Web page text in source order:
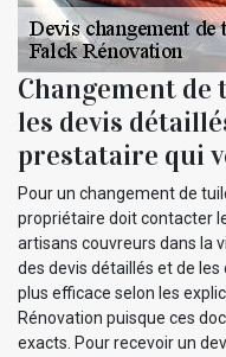
Changement
les devis
prestataire qui
Pour un changement de
propriétaire doit contacter
artisans couvreurs dans la
des devis détaillés et de
plus efficace selon les
Rénovation puisque ces
exacts. Pour recevoir un